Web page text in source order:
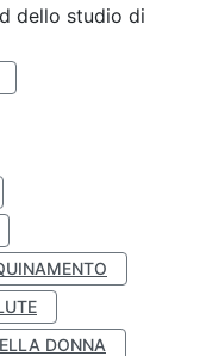
dello studio di
DONNA